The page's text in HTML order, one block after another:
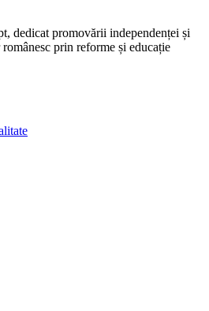
dedicat promovării independenței și
prin reforme și educație